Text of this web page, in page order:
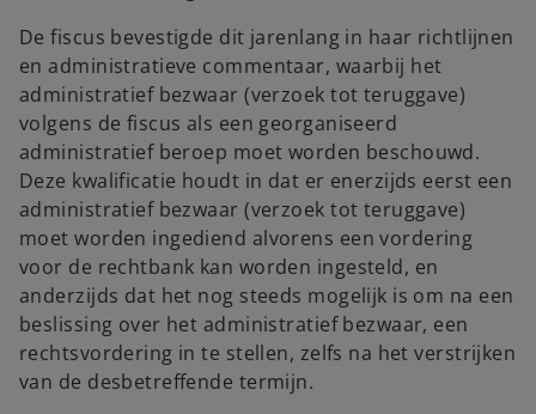
De fiscus bevestigde dit jarenlang in haar richtlijnen
en administratieve commentaar, waarbij het
administratief bezwaar (verzoek tot teruggave)
volgens de fiscus als een georganiseerd
administratief beroep moet worden beschouwd.
Deze kwalificatie houdt in dat er enerzijds eerst een
administratief bezwaar (verzoek tot teruggave)
moet worden ingediend alvorens een vordering
voor de rechtbank kan worden ingesteld, en
anderzijds dat het nog steeds mogelijk is om na een
beslissing over het administratief bezwaar, een
rechtsvordering in te stellen, zelfs na het verstrijken
van de desbetreffende termijn.